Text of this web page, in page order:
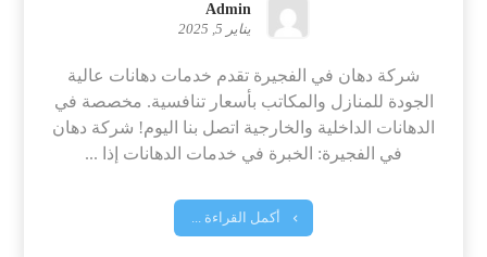
Admin
يناير 5, 2025
شركة دهان في الفجيرة تقدم خدمات دهانات عالية
الجودة للمنازل والمكاتب بأسعار تنافسية. مخصصة في
الدهانات الداخلية والخارجية اتصل بنا اليوم! شركة دهان
في الفجيرة: الخبرة في خدمات الدهانات إذا ...
أكمل القراءة ...